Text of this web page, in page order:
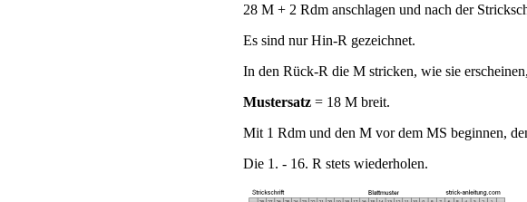
28 M + 2 Rdm anschlagen und nach der
Es sind nur Hin-R gezeichnet.
In den Rück-R die M stricken, wie sie
Mustersatz = 18 M breit.
Mit 1 Rdm und den M vor dem MS beginnen,
Die 1. - 16. R stets wiederholen.